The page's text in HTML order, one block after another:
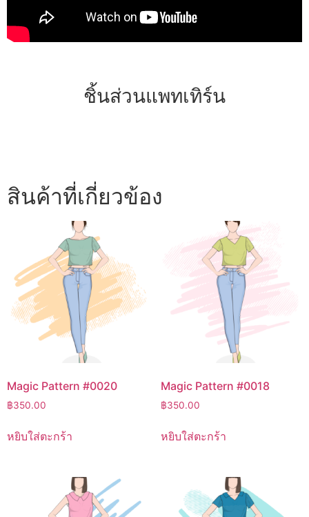
ชิ้นส่วนแพทเทิร์น
สินค้าที่เกี่ยวข้อง
Magic Pattern #0020
฿350.00
หยิบใส่ตะกร้า
Magic Pattern #0018
฿350.00
หยิบใส่ตะกร้า